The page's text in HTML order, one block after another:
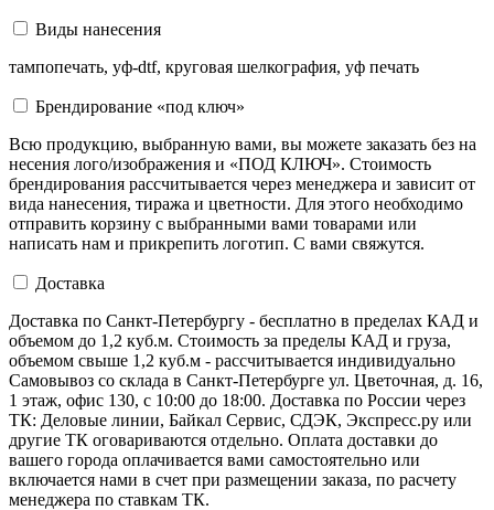
Виды нанесения
тампопечать, уф-dtf, круговая шелкография, уф печать
Брендирование «под ключ»
Всю продукцию, выбранную вами, вы можете заказать без на
несения лого/изображения и «ПОД КЛЮЧ». Стоимость
брендирования рассчитывается через менеджера и зависит от
вида нанесения, тиража и цветности. Для этого необходимо
отправить корзину с выбранными вами товарами или
написать нам и прикрепить логотип. С вами свяжутся.
Доставка
Доставка по Санкт-Петербургу - бесплатно в пределах КАД и
объемом до 1,2 куб.м. Стоимость за пределы КАД и груза,
объемом свыше 1,2 куб.м - рассчитывается индивидуально
Самовывоз со склада в Санкт-Петербурге ул. Цветочная, д. 16,
1 этаж, офис 130, с 10:00 до 18:00. Доставка по России через
ТК: Деловые линии, Байкал Сервис, СДЭК, Экспресс.ру или
другие ТК оговариваются отдельно. Оплата доставки до
вашего города оплачивается вами самостоятельно или
включается нами в счет при размещении заказа, по расчету
менеджера по ставкам ТК.